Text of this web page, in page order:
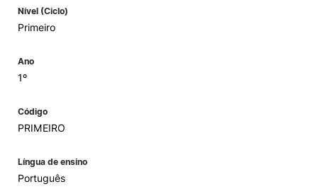
Nível (Ciclo)
Primeiro
Ano
1º
Código
PRIMEIRO
Língua de ensino
Português